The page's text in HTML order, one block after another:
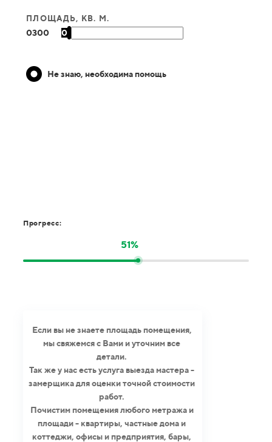
ПЛОЩАДЬ, КВ. М.
0300 0
Не знаю, необходима помощь
Прогресс:
51%
Если вы не знаете площадь помещения,
мы свяжемся с Вами и уточним все
детали.
Так же у нас есть услуга выезда мастера -
замерщика для оценки точной стоимости
работ.
Почистим помещения любого метража и
площади - квартиры, частные дома и
коттеджи, офисы и предприятия, бары,